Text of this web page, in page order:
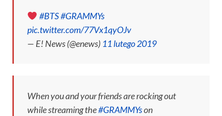
#BTS#GRAMMYs
pic.twitter.com/77Vx1qyOJv
— E! News (@enews) 11 lutego 2019
When you and your friends are rocking out
while streaming the#GRAMMYson